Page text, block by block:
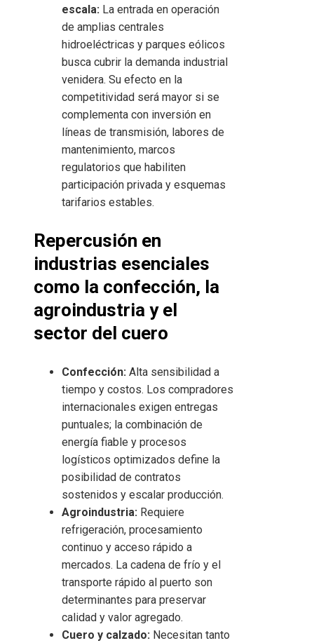
escala: La entrada en operación
de amplias centrales
hidroeléctricas y parques eólicos
busca cubrir la demanda industrial
venidera. Su efecto en la
competitividad será mayor si se
complementa con inversión en
líneas de transmisión, labores de
mantenimiento, marcos
regulatorios que habiliten
participación privada y esquemas
tarifarios estables.
Repercusión en
industrias esenciales
como la confección, la
agroindustria y el
sector del cuero
Confección: Alta sensibilidad a
tiempo y costos. Los compradores
internacionales exigen entregas
puntuales; la combinación de
energía fiable y procesos
logísticos optimizados define la
posibilidad de contratos
sostenidos y escalar producción.
Agroindustria: Requiere
refrigeración, procesamiento
continuo y acceso rápido a
mercados. La cadena de frío y el
transporte rápido al puerto son
determinantes para preservar
calidad y valor agregado.
Cuero y calzado: Necesitan tanto